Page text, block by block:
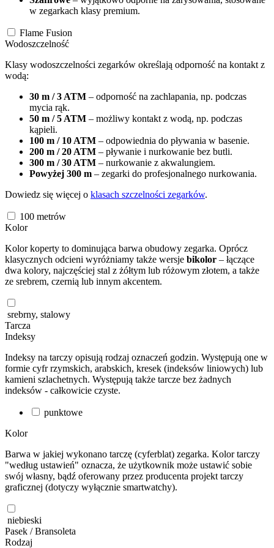
w zegarkach klasy premium.
Flame Fusion
Wodoszczelność
Klasy wodoszczelności zegarków określają odporność na kontakt z
wodą:
30 m / 3 ATM – odporność na zachlapania, np. podczas
mycia rąk.
50 m / 5 ATM – możliwy kontakt z wodą, np. podczas
kąpieli.
100 m / 10 ATM – odpowiednia do pływania w basenie.
200 m / 20 ATM – pływanie i nurkowanie bez butli.
300 m / 30 ATM – nurkowanie z akwalungiem.
Powyżej 300 m – zegarki do profesjonalnego nurkowania.
Dowiedz się więcej o klasach szczelności zegarków.
100 metrów
Kolor
Kolor koperty to dominująca barwa obudowy zegarka. Oprócz
klasycznych odcieni wyróżniamy także wersje bikolor – łączące
dwa kolory, najczęściej stal z żółtym lub różowym złotem, a także
ze srebrem, czernią lub innym akcentem.
srebrny, stalowy
Tarcza
Indeksy
Indeksy na tarczy opisują rodzaj oznaczeń godzin. Występują one w
formie cyfr rzymskich, arabskich, kresek (indeksów liniowych) lub
kamieni szlachetnych. Występują także tarcze bez żadnych
indeksów - całkowicie czyste.
punktowe
Kolor
Barwa w jakiej wykonano tarczę (cyferblat) zegarka. Kolor tarczy
"według ustawień" oznacza, że użytkownik może ustawić sobie
swój własny, bądź oferowany przez producenta projekt tarczy
graficznej (dotyczy wyłącznie smartwatchy).
niebieski
Pasek / Bransoleta
Rodzaj